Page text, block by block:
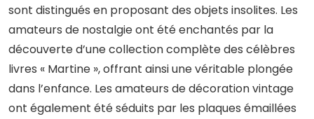
sont distingués en proposant des objets insolites. Les
amateurs de nostalgie ont été enchantés par la
découverte d’une collection complète des célèbres
livres « Martine », offrant ainsi une véritable plongée
dans l’enfance. Les amateurs de décoration vintage
ont également été séduits par les plaques émaillées